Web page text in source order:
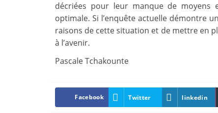
décriées pour leur manque de
optimale. Si l’enquête actuelle démontre
raisons de cette situation et de mettre en
à l’avenir.
Pascale Tchakounte
Facebook Twitter linkedin